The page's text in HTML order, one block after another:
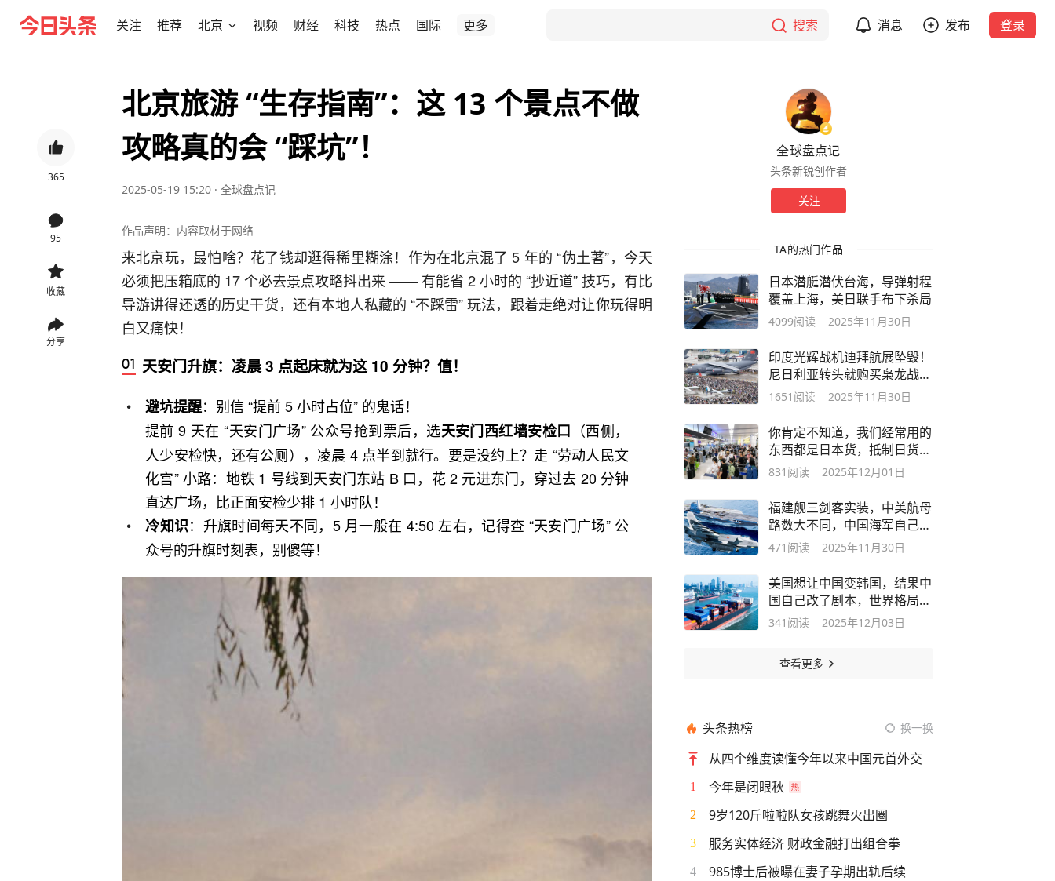
关注 推荐 北京 视频 财经 科技 热点 国际 更多 搜索 消息 发布 登录
365
95
收藏
分享
北京旅游 “生存指南”：这 13 个景点不做
攻略真的会 “踩坑”！
2025-05-19 15:20 · 全球盘点记
作品声明：内容取材于网络
来北京玩，最怕啥？花了钱却逛得稀里糊涂！作为在北京混了 5 年的 “伪土著”，今天
必须把压箱底的 17 个必去景点攻略抖出来 —— 有能省 2 小时的 “抄近道” 技巧，有比
导游讲得还透的历史干货，还有本地人私藏的 “不踩雷” 玩法，跟着走绝对让你玩得明
白又痛快！
天安门升旗：凌晨 3 点起床就为这 10 分钟？值！
避坑提醒：别信 “提前 5 小时占位” 的鬼话！
提前 9 天在 “天安门广场” 公众号抢到票后，选天安门西红墙安检口 （西侧，
人少安检快，还有公厕），凌晨 4 点半到就行。要是没约上？走 “劳动人民文
化宫” 小路：地铁 1 号线到天安门东站 B 口，花 2 元进东门，穿过去 20 分钟
直达广场，比正面安检少排 1 小时队！
冷知识：升旗时间每天不同，5 月一般在 4:50 左右，记得查 “天安门广场” 公
众号的升旗时刻表，别傻等！
全球盘点记
头条新锐创作者
关注
TA的热门作品
日本潜艇潜伏台海，导弹射程
覆盖上海，美日联手布下杀局
4099阅读 2025年11月30日
印度光辉战机迪拜航展坠毁！
尼日利亚转头就购买枭龙战斗
机
1651 阅读 2025年11月30日
你肯定不知道，我们经常用的
东西都是日本货，抵制日货要
看清
831 阅读 2025年12月01日
福建舰三剑客实装，中美航母
路数大不同，中国海军自己定
规则
471 阅读 2025年11月30日
美国想让中国变韩国，结果中
国自己改了剧本，世界格局悄
悄变了
341 阅读 2025年12月03日
查看更多
头条热榜 换一换
从四个维度读懂今年以来中国元首外交
1 今年是闭眼秋
2 9岁120斤啦啦队女孩跳舞火出圈
3 服务实体经济 财政金融打出组合拳
4 985博士后被曝在妻子孕期出轨后续